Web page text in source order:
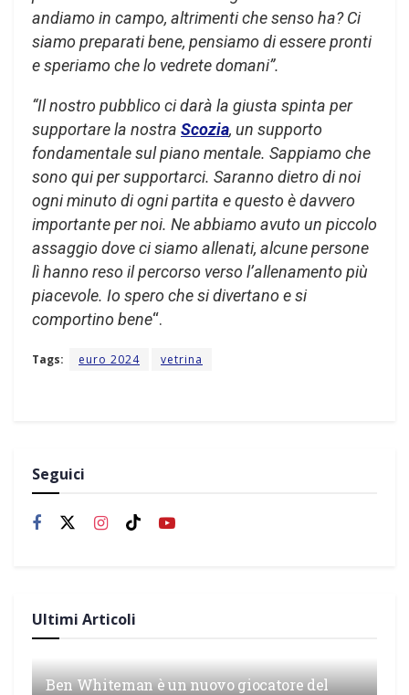
andiamo in campo, altrimenti che senso ha? Ci
siamo preparati bene, pensiamo di essere pronti
e speriamo che lo vedrete domani”.
“Il nostro pubblico ci darà la giusta spinta per
supportare la nostra Scozia, un supporto
fondamentale sul piano mentale. Sappiamo che
sono qui per supportarci. Saranno dietro di noi
ogni minuto di ogni partita e questo è davvero
importante per noi. Ne abbiamo avuto un piccolo
assaggio dove ci siamo allenati, alcune persone
lì hanno reso il percorso verso l’allenamento più
piacevole. Io spero che si divertano e si
comportino bene“.
Tags: euro 2024 vetrina
Seguici
Ultimi Articoli
Ben Whiteman è un nuovo giocatore del